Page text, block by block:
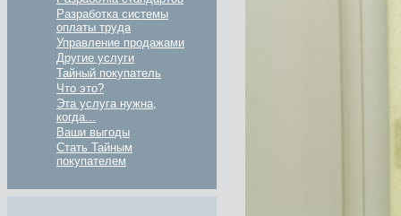
Разработка системы
оплаты труда
Управление продажами
Другие услуги
Тайный покупатель
Что это?
Эта услуга нужна,
когда...
Ваши выгоды
Стать Тайным
покупателем